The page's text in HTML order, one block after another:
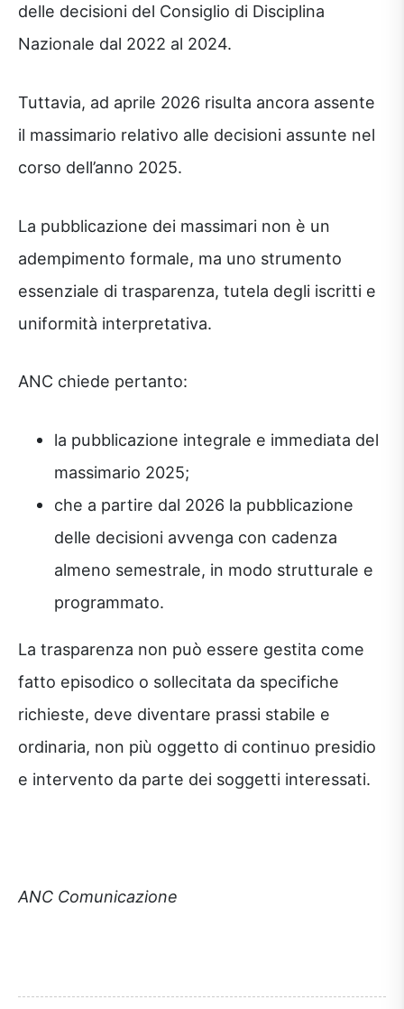
delle decisioni del Consiglio di Disciplina
Nazionale dal 2022 al 2024.
Tuttavia, ad aprile 2026 risulta ancora assente
il massimario relativo alle decisioni assunte nel
corso dell’anno 2025.
La pubblicazione dei massimari non è un
adempimento formale, ma uno strumento
essenziale di trasparenza, tutela degli iscritti e
uniformità interpretativa.
ANC chiede pertanto:
la pubblicazione integrale e immediata del
massimario 2025;
che a partire dal 2026 la pubblicazione
delle decisioni avvenga con cadenza
almeno semestrale, in modo strutturale e
programmato.
La trasparenza non può essere gestita come
fatto episodico o sollecitata da specifiche
richieste, deve diventare prassi stabile e
ordinaria, non più oggetto di continuo presidio
e intervento da parte dei soggetti interessati.
ANC Comunicazione